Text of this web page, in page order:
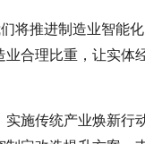
们将推进制造业智能
合理比重，让实体
实施传统产业焕新行